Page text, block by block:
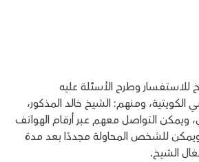
للاستفسار وطرح الأسئلة عليه
الكويتية، ومنهم: الشيخ خالد المذكور،
ويمكن التواصل معهم عبر أرقام الهواتف
ويمكن للشخص المحاولة مجددًا بعد مدة
الشيخ.